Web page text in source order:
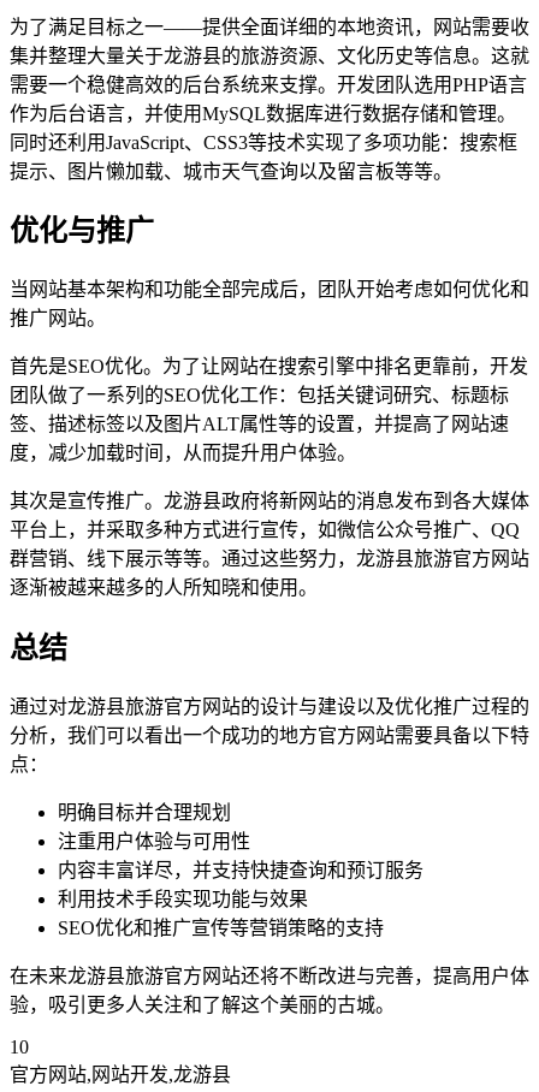
为了满足目标之一——提供全面详细的本地资讯，网站需要收
集并整理大量关于龙游县的旅游资源、文化历史等信息。这就
需要一个稳健高效的后台系统来支撑。开发团队选用PHP语言
作为后台语言，并使用MySQL数据库进行数据存储和管理。
同时还利用JavaScript、CSS3等技术实现了多项功能：搜索框
提示、图片懒加载、城市天气查询以及留言板等等。
优化与推广
当网站基本架构和功能全部完成后，团队开始考虑如何优化和
推广网站。
首先是SEO优化。为了让网站在搜索引擎中排名更靠前，开发
团队做了一系列的SEO优化工作：包括关键词研究、标题标
签、描述标签以及图片ALT属性等的设置，并提高了网站速
度，减少加载时间，从而提升用户体验。
其次是宣传推广。龙游县政府将新网站的消息发布到各大媒体
平台上，并采取多种方式进行宣传，如微信公众号推广、QQ
群营销、线下展示等等。通过这些努力，龙游县旅游官方网站
逐渐被越来越多的人所知晓和使用。
总结
通过对龙游县旅游官方网站的设计与建设以及优化推广过程的
分析，我们可以看出一个成功的地方官方网站需要具备以下特
点：
明确目标并合理规划
注重用户体验与可用性
内容丰富详尽，并支持快捷查询和预订服务
利用技术手段实现功能与效果
SEO优化和推广宣传等营销策略的支持
在未来龙游县旅游官方网站还将不断改进与完善，提高用户体
验，吸引更多人关注和了解这个美丽的古城。
10
官方网站,网站开发,龙游县